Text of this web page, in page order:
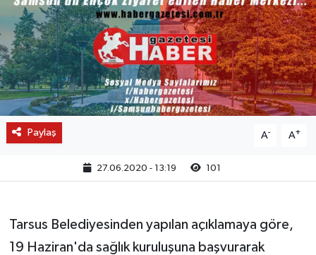
Paylaş A- A+
27.06.2020 - 13:19 101
Tarsus Belediyesinden yapılan açıklamaya göre,
19 Haziran'da sağlık kuruluşuna başvurarak